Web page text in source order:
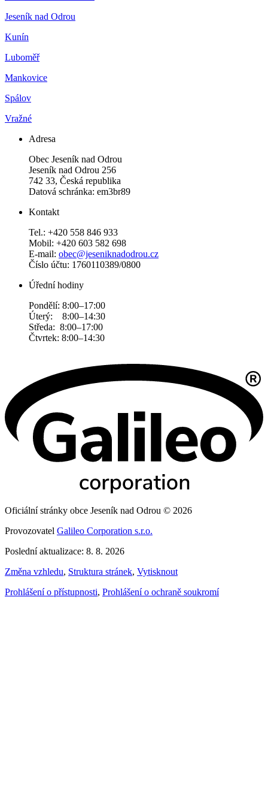
Jeseník nad Odrou
Kunín
Luboměř
Mankovice
Spálov
Vražné
Adresa
Obec Jeseník nad Odrou
Jeseník nad Odrou 256
742 33, Česká republika
Datová schránka: em3br89
Kontakt
Tel.: +420 558 846 933
Mobil: +420 603 582 698
E-mail: obec@jeseniknadodrou.cz
Číslo účtu: 1760110389/0800
Úřední hodiny
Pondělí: 8:00–17:00
Úterý: 8:00–14:30
Středa: 8:00–17:00
Čtvrtek: 8:00–14:30
Oficiální stránky obce Jeseník nad Odrou © 2026
Provozovatel Galileo Corporation s.r.o.
Poslední aktualizace: 8. 8. 2026
Změna vzhledu, Struktura stránek, Vytisknout
Prohlášení o přístupnosti, Prohlášení o ochraně soukromí